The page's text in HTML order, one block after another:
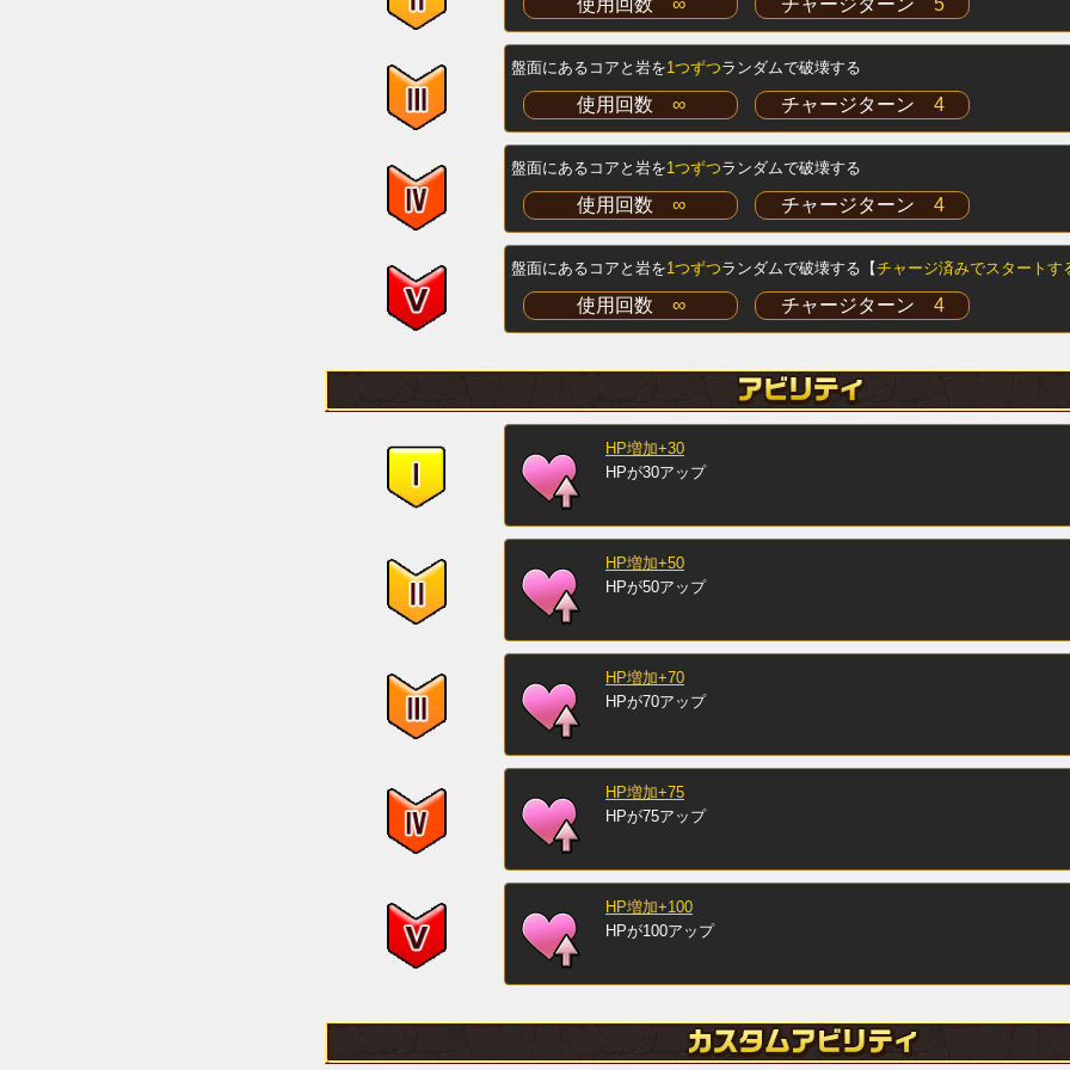
使用回数 ∞ チャージターン 5
盤面にあるコアと岩を1つずつランダムで破壊する
使用回数 ∞ チャージターン 4
盤面にあるコアと岩を1つずつランダムで破壊する
使用回数 ∞ チャージターン 4
盤面にあるコアと岩を1つずつランダムで破壊する【チャージ済みでスタートす
使用回数 ∞ チャージターン 4
HP増加+30
HPが30アップ
HP増加+50
HPが50アップ
HP増加+70
HPが70アップ
HP増加+75
HPが75アップ
HP増加+100
HPが100アップ